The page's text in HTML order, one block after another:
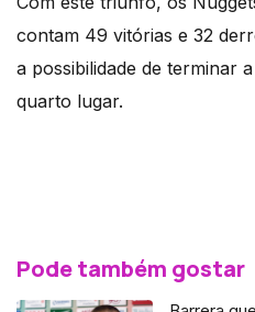
contam 49 vitórias e 32
a possibilidade de terminar
quarto lugar.
Pode também gostar